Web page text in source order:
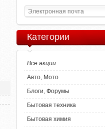
Категории
Все акции
Авто, Мото
Блоги, Форумы
Бытовая техника
Бытовая химия